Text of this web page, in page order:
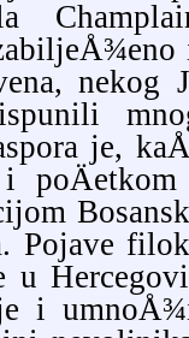
nekog
je,
Pojave
u
i